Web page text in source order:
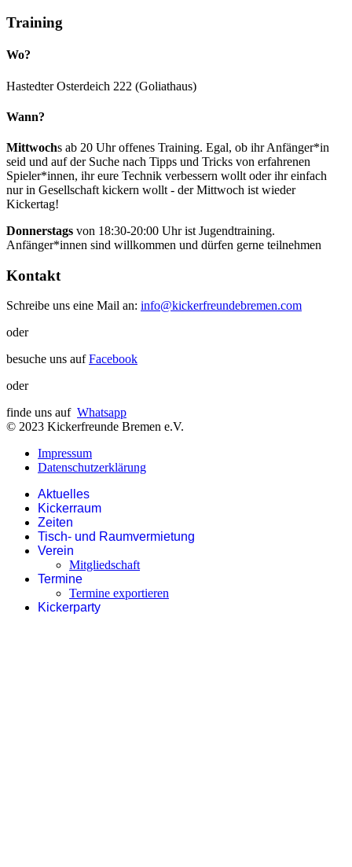
Training
Wo?
Hastedter Osterdeich 222 (Goliathaus)
Wann?
Mittwochs ab 20 Uhr offenes Training. Egal, ob ihr Anfänger*in
seid und auf der Suche nach Tipps und Tricks von erfahrenen
Spieler*innen, ihr eure Technik verbessern wollt oder ihr einfach
nur in Gesellschaft kickern wollt - der Mittwoch ist wieder
Kickertag!
Donnerstags von 18:30-20:00 Uhr ist Jugendtraining.
Anfänger*innen sind willkommen und dürfen gerne teilnehmen
Kontakt
Schreibe uns eine Mail an: info@kickerfreundebremen.com
oder
besuche uns aufFacebook
oder
finde uns auf Whatsapp
© 2023 Kickerfreunde Bremen e.V.
Impressum
Datenschutzerklärung
Aktuelles
Kickerraum
Zeiten
Tisch- und Raumvermietung
Verein
Mitgliedschaft
Termine
Termine exportieren
Kickerparty